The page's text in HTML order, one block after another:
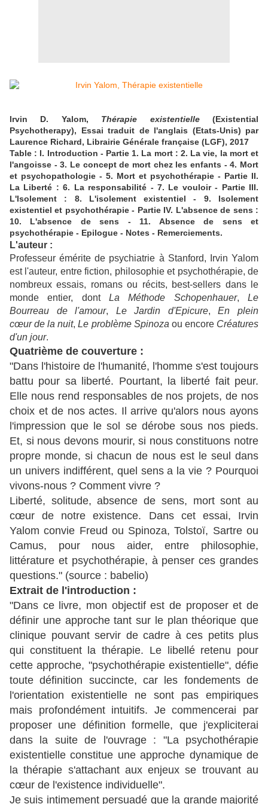
Irvin D. Yalom, Thérapie existentielle(Existential
Psychotherapy), Essai traduit de l'anglais (Etats-Unis) par
Laurence Richard, Librairie Générale française (LGF), 2017
Table : I. Introduction - Partie 1. La mort : 2. La vie, la mort et
l'angoisse - 3. Le concept de mort chez les enfants - 4. Mort
et psychopathologie - 5. Mort et psychothérapie - Partie II.
La Liberté : 6. La responsabilité - 7. Le vouloir - Partie III.
L'Isolement : 8. L'isolement existentiel - 9. Isolement
existentiel et psychothérapie - Partie IV. L'absence de sens :
10. L'absence de sens - 11. Absence de sens et
psychothérapie - Epilogue - Notes - Remerciements.
L'auteur :
Professeur émérite de psychiatrie à Stanford, Irvin Yalom
est l'auteur, entre fiction, philosophie et psychothérapie, de
nombreux essais, romans ou récits, best-sellers dans le
monde entier, dont La Méthode Schopenhauer,Le
Bourreau de l'amour, Le Jardin d'Epicure,En plein
cœur de la nuit,Le problème Spinoza ou encore Créatures
d'un jour.
Quatrième de couverture :
"Dans l'histoire de l'humanité, l'homme s'est toujours
battu pour sa liberté. Pourtant, la liberté fait peur.
Elle nous rend responsables de nos projets, de nos
choix et de nos actes. Il arrive qu'alors nous ayons
l'impression que le sol se dérobe sous nos pieds.
Et, si nous devons mourir, si nous constituons notre
propre monde, si chacun de nous est le seul dans
un univers indifférent, quel sens a la vie ? Pourquoi
vivons-nous ? Comment vivre ?
Liberté, solitude, absence de sens, mort sont au
cœur de notre existence. Dans cet essai, Irvin
Yalom convie Freud ou Spinoza, Tolstoï, Sartre ou
Camus, pour nous aider, entre philosophie,
littérature et psychothérapie, à penser ces grandes
questions." (source : babelio)
Extrait de l'introduction :
"Dans ce livre, mon objectif est de proposer et de
définir une approche tant sur le plan théorique que
clinique pouvant servir de cadre à ces petits plus
qui constituent la thérapie. Le libellé retenu pour
cette approche, "psychothérapie existentielle", défie
toute définition succincte, car les fondements de
l'orientation existentielle ne sont pas empiriques
mais profondément intuitifs. Je commencerai par
proposer une définition formelle, que j'expliciterai
dans la suite de l'ouvrage : "La psychothérapie
existentielle constitue une approche dynamique de
la thérapie s'attachant aux enjeux se trouvant au
cœur de l'existence individuelle".
Je suis intimement persuadé que la grande majorité